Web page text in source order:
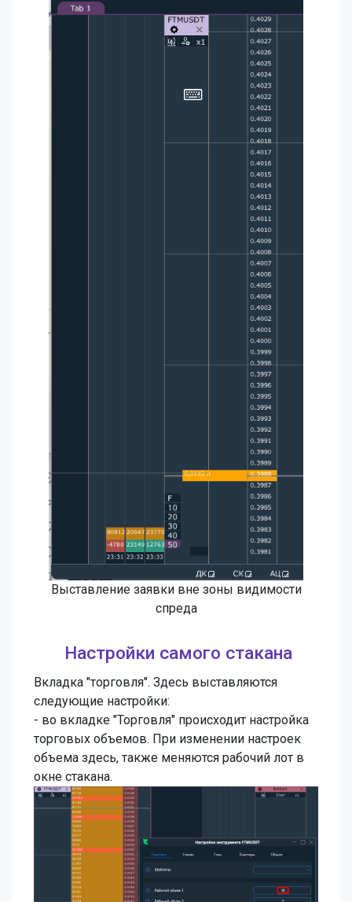
Выставление заявки вне зоны видимости
спреда
Настройки самого стакана
Вкладка "торговля". Здесь выставляются
следующие настройки:
- во вкладке "Торговля" происходит настройка
торговых объемов. При изменении настроек
объема здесь, также меняются рабочий лот в
окне стакана.